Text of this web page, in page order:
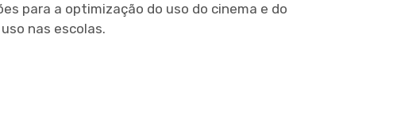
para a optimização do uso do cinema e do
nas escolas.